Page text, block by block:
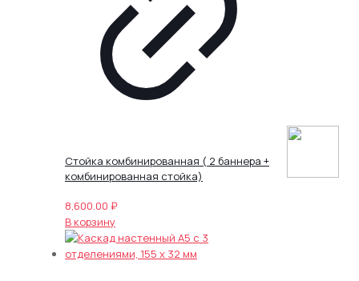
Стойка комбинированная ( 2 баннера +
комбинированная стойка)
8,600.00 ₽
В корзину